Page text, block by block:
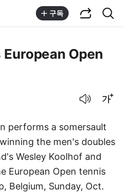
구독
Open
performs a somersault
the men's doubles
Wesley Koolhof and
European Open tennis
Belgium, Sunday, Oct.